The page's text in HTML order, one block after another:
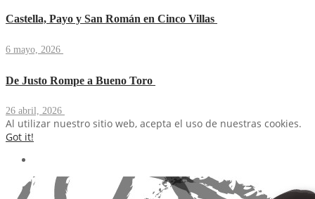
Castella, Payo y San Román en Cinco Villas
6 mayo, 2026
De Justo Rompe a Bueno Toro
26 abril, 2026
Al utilizar nuestro sitio web, acepta el uso de nuestras cookies.
Got it!